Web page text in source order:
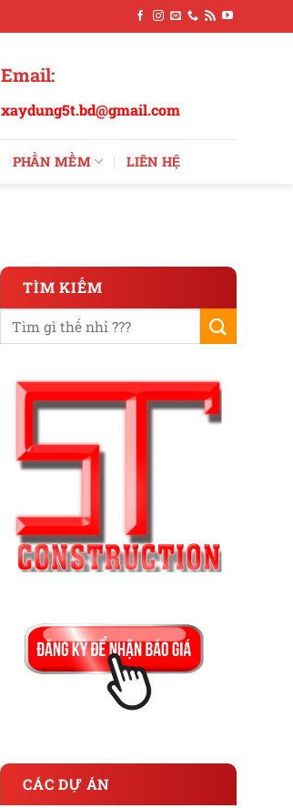
Email:
xaydung5t.bd@gmail.com
PHẦN MỀM LIÊN HỆ
TÌM KIẾM
CÁC DỰ ÁN